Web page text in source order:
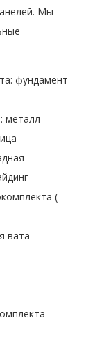
Мы
фундамент
металл
(
вата